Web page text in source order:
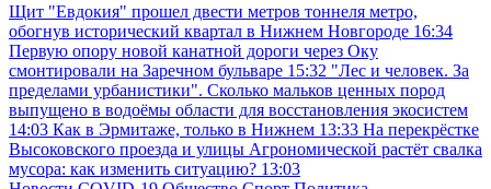
Щит "Евдокия" прошел двести метров тоннеля метро,
обогнув исторический квартал в Нижнем Новгороде 16:34
Первую опору новой канатной дороги через Оку
смонтировали на Заречном бульваре 15:32 "Лес и человек. За
пределами урбанистики". Сколько мальков ценных пород
выпущено в водоёмы области для восстановления экосистем
14:03 Как в Эрмитаже, только в Нижнем 13:33 На перекрёстке
Высоковского проезда и улицы Агрономической растёт свалка
мусора: как изменить ситуацию? 13:03